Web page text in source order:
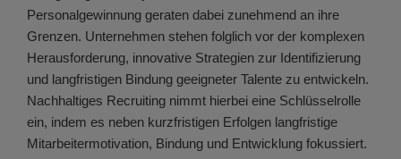
Personalgewinnung geraten dabei zunehmend an ihre
Grenzen. Unternehmen stehen folglich vor der komplexen
Herausforderung, innovative Strategien zur Identifizierung
und langfristigen Bindung geeigneter Talente zu entwickeln.
Nachhaltiges Recruiting nimmt hierbei eine Schlüsselrolle
ein, indem es neben kurzfristigen Erfolgen langfristige
Mitarbeitermotivation, Bindung und Entwicklung fokussiert.